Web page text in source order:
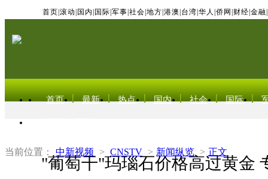
首页 滚动 国内 国际 军事 社会 地方 港澳 台湾 华人 侨网 财经 金融
首页 最新 热点 国内 社会 国际
当前位置： 中新视频 > CNSTV > 新闻纵览 > 正文
"葡萄干"玛瑙石价格高过黄金